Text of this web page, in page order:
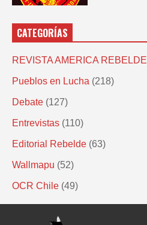
CATEGORÍAS
REVISTA AMERICA REBELDE
Pueblos en Lucha (218)
Debate (127)
Entrevistas (110)
Editorial Rebelde (63)
Wallmapu (52)
OCR Chile (49)